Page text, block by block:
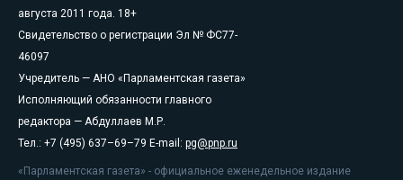
августа 2011 года. 18+
Свидетельство о регистрации Эл № ФС77-
46097
Учредитель — АНО «Парламентская газета»
Исполняющий обязанности главного
редактора — Абдуллаев М.Р.
Тел.: +7 (495) 637–69–79 E-mail: pg@pnp.ru
«Парламентская газета» - официальное еженедельное издание